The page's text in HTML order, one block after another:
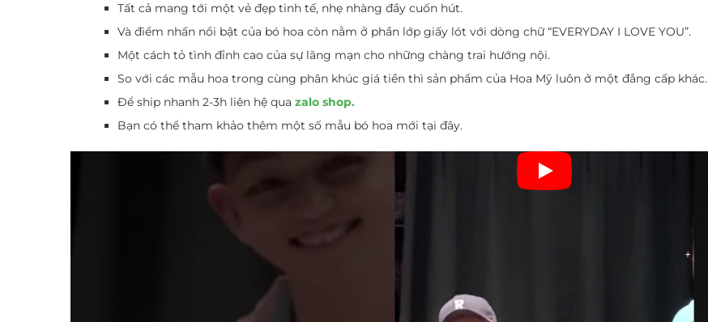
Tất cả mang tới một vẻ đẹp tinh tế, nhẹ nhàng đầy cuốn hút.
Và điểm nhấn nổi bật của bó hoa còn nằm ở phần lớp giấy lót với dòng chữ “EVERYDAY I LOVE YOU”.
Một cách tỏ tình đỉnh cao của sự lãng mạn cho những chàng trai hướng nội.
So với các mẫu hoa trong cùng phân khúc giá tiền thì sản phẩm của Hoa Mỹ luôn ở một đẳng cấp khác.
Để ship nhanh 2-3h liên hệ qua zalo shop.
Bạn có thể tham khảo thêm một số mẫu bó hoa mới tại đây.